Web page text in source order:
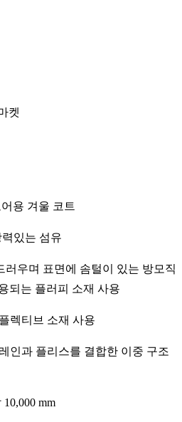
켓
용 겨울 코트
있는 섬유
러우며 표면에 솜털이 있는 방모직
되는 플러피 소재 사용
렉티브 소재 사용
인과 플리스를 결합한 이중 구조
mm